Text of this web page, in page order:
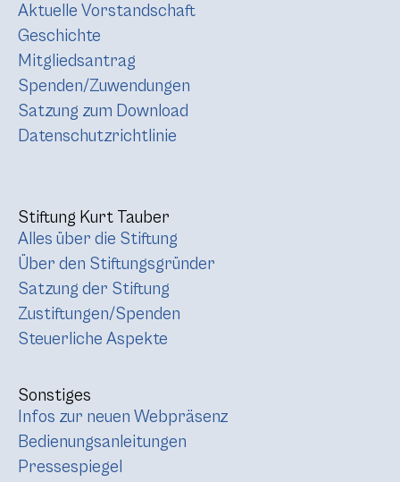
Aktuelle Vorstandschaft
Geschichte
Mitgliedsantrag
Spenden/Zuwendungen
Satzung zum Download
Datenschutzrichtlinie
Stiftung Kurt Tauber
Alles über die Stiftung
Über den Stiftungsgründer
Satzung der Stiftung
Zustiftungen/Spenden
Steuerliche Aspekte
Sonstiges
Infos zur neuen Webpräsenz
Bedienungsanleitungen
Pressespiegel